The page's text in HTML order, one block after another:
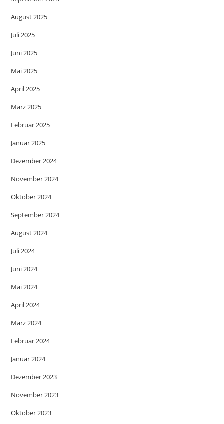
August 2025
Juli 2025
Juni 2025
Mai 2025
April 2025
März 2025
Februar 2025
Januar 2025
Dezember 2024
November 2024
Oktober 2024
September 2024
August 2024
Juli 2024
Juni 2024
Mai 2024
April 2024
März 2024
Februar 2024
Januar 2024
Dezember 2023
November 2023
Oktober 2023